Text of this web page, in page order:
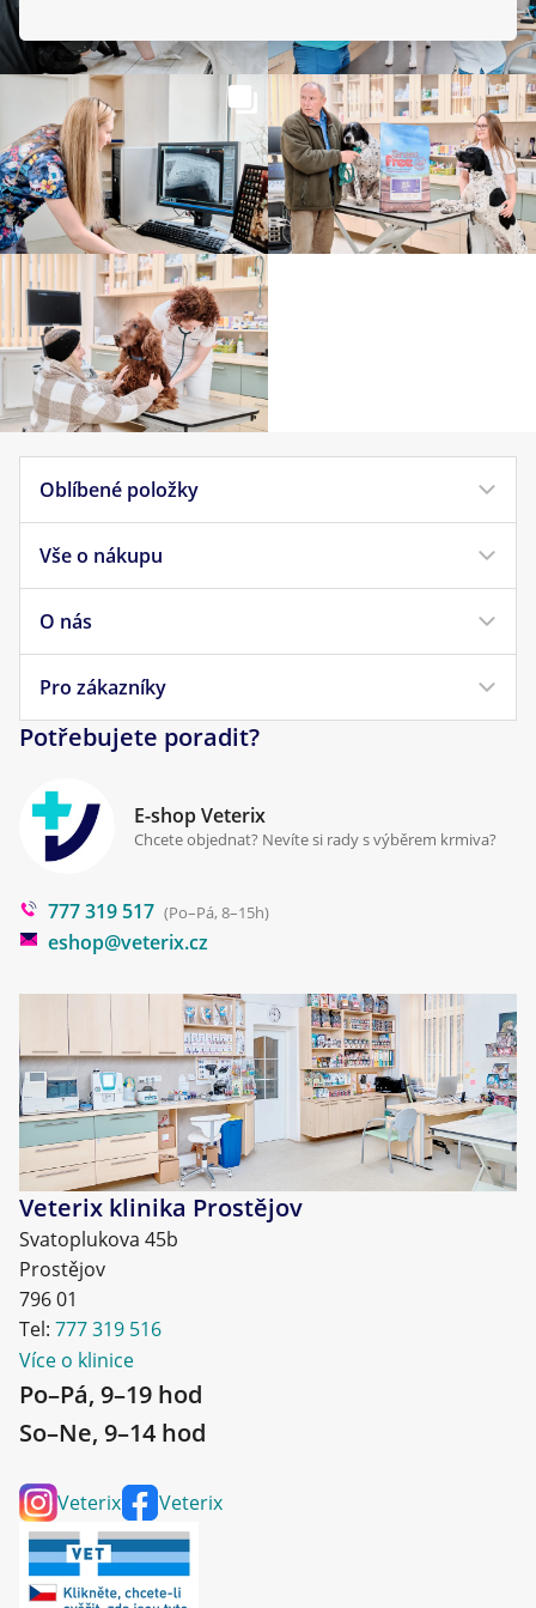
Oblíbené položky
Krmivo pro psy
Krmivo pro kočky
Veterinární diety
Pamlsky pro psy
Vše o nákupu
Doprava a platba
Obchodní podmínky
Reklamace a vrácení
Cookies a podmínky používání
O nás
Náš příběh
Pro zákazníky
Klinika Prostějov
Poradna
Blog
Potřebujete poradit?
E-shop Veterix
Chcete objednat? Nevíte si rady s výběrem krmiva?
777 319 517 (Po–Pá, 8–15h)
eshop@veterix.cz
Veterix klinika Prostějov
Svatoplukova 45b
Prostějov
796 01
Tel: 777 319 516
Více o klinice
Po–Pá, 9–19 hod
So–Ne, 9–14 hod
Veterix Veterix